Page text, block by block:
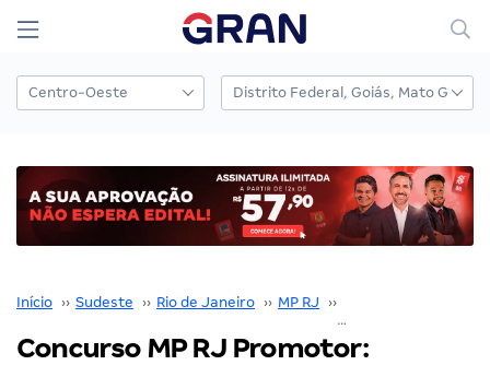
Início ›› Sudeste ›› Rio de Janeiro ›› MP RJ ››
Concurso MP RJ Promotor: